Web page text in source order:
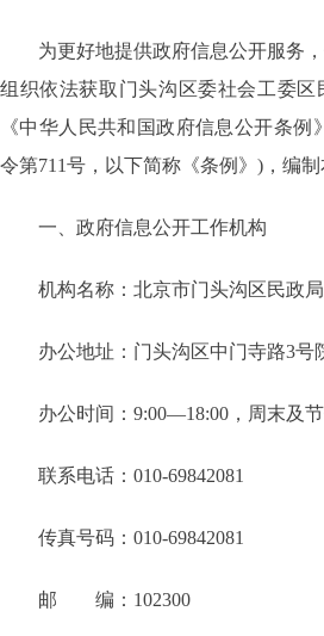
为更好地提供政府信息公开服务
组织依法获取门头沟区委社会工委
《中华人民共和国政府信息公开条例》
令第711号，以下简称《条例》)，编制
一、政府信息公开工作机构
机构名称：北京市门头沟区民政局
办公地址： 门头沟区中门寺路3号
办公时间： 9:00—18:00，周末及节
联系电话： 010-69842081
传真号码： 010-69842081
邮 编：102300